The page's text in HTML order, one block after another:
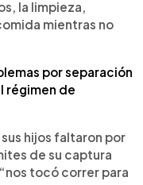
la limpieza,
mientras no
por separación
régimen de
hijos faltaron por
de su captura
tocó correr para